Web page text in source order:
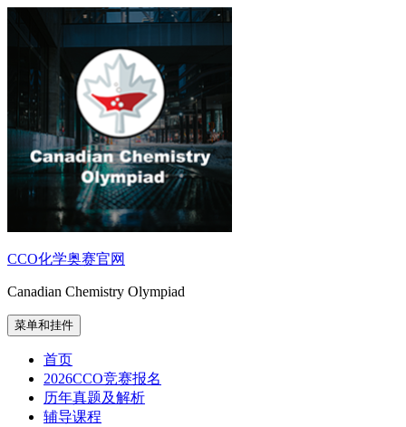
CCO化学奥赛官网
Canadian Chemistry Olympiad
菜单和挂件
首页
2026CCO竞赛报名
历年真题及解析
辅导课程